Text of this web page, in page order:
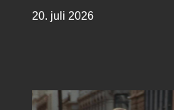
20. juli 2026